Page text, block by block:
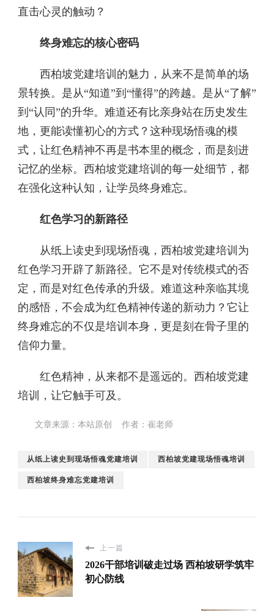
直击心灵的触动？
终身难忘的核心密码
西柏坡党建培训的魅力，从来不是简单的场
景转换。是从“知道”到“懂得”的跨越。是从“了解”
到“认同”的升华。难道还有比亲身站在历史发生
地，更能读懂初心的方式？这种现场悟魂的模
式，让红色精神不再是书本里的概念，而是刻进
记忆的坐标。西柏坡党建培训的每一处细节，都
在强化这种认知，让学员终身难忘。
红色学习的新路径
从纸上读史到现场悟魂，西柏坡党建培训为
红色学习开辟了新路径。它不是对传统模式的否
定，而是对红色传承的升级。难道这种亲临其境
的感悟，不会成为红色精神传递的新动力？它让
终身难忘的不仅是培训本身，更是刻在骨子里的
信仰力量。
红色精神，从来都不是遥远的。西柏坡党建
培训，让它触手可及。
文章来源：本站原创 作者：崔老师
从纸上读史到现场悟魂党建培训 西柏坡党建现场悟魂培训
西柏坡终身难忘党建培训
上一篇
2026干部培训破走过场 西柏坡研学筑牢
初心防线